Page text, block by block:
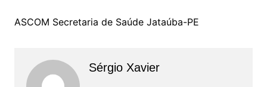
ASCOM Secretaria de Saúde Jataúba-PE
Sérgio Xavier